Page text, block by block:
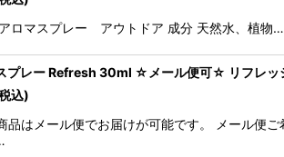
ロマスプレー アウトドア 成分 天然水、植物…
プレー Refresh 30ml ☆メール便可☆ リフレッ
込)
はメール便でお届けが可能です。 メール便